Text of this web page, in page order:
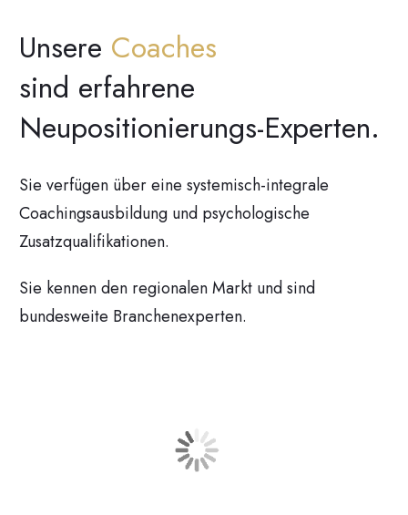
Unsere Coaches
sind erfahrene
Neupositionierungs-Experten.
Sie verfügen über eine systemisch-integrale
Coachingsausbildung und psychologische
Zusatzqualifikationen.
Sie kennen den regionalen Markt und sind
bundesweite Branchenexperten.